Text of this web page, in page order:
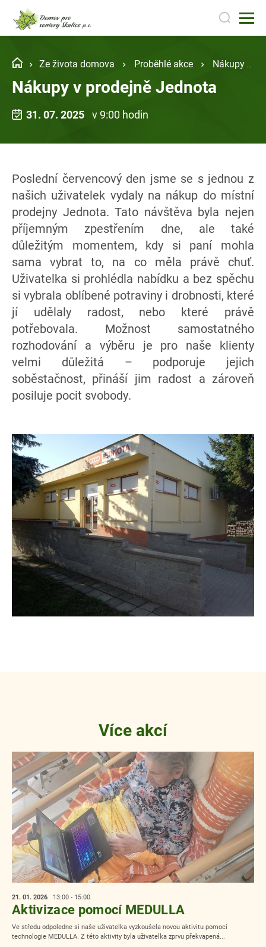
Ze života domova Proběhlé akce Nákupy v prodejně Jednota
Nákupy v prodejně Jednota
31. 07. 2025 v 9:00 hodin
Poslední červencový den jsme se s jednou z
našich uživatelek vydaly na nákup do místní
prodejny Jednota. Tato návštěva byla nejen
příjemným zpestřením dne, ale také
důležitým momentem, kdy si paní mohla
sama vybrat to, na co měla právě chuť.
Uživatelka si prohlédla nabídku a bez spěchu
si vybrala oblíbené potraviny i drobnosti, které
jí udělaly radost, nebo které právě
potřebovala. Možnost samostatného
rozhodování a výběru je pro naše klienty
velmi důležitá – podporuje jejich
soběstačnost, přináší jim radost a zároveň
posiluje pocit svobody.
Více akcí
21. 01. 2026 13:00 - 15:00
Aktivizace pomocí MEDULLA
Ve středu odpoledne si naše uživatelka vyzkoušela novou aktivitu pomocí
technologie MEDULLA. Z této aktivity byla uživatelka zprvu překvapená...